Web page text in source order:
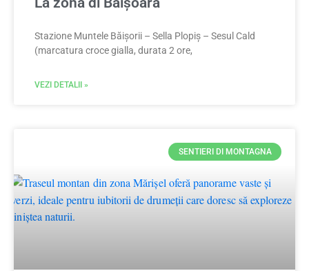
Stazione Muntele Băișorii – Sella Plopiș – Sesul Cald
(marcatura croce gialla, durata 2 ore,
VEZI DETALII »
SENTIERI DI MONTAGNA